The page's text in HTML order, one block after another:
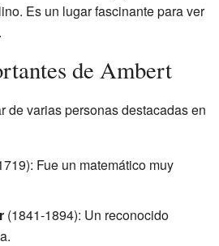
Es un lugar fascinante para ver
de Ambert
de varias personas destacadas en
Fue un matemático muy
(1841-1894): Un reconocido